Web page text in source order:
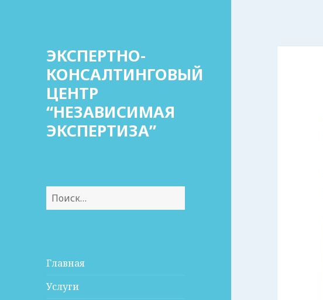
ЭКСПЕРТНО-
КОНСАЛТИНГОВЫЙ
ЦЕНТР
“НЕЗАВИСИМАЯ
ЭКСПЕРТИЗА”
Найти:
Главная
Услуги